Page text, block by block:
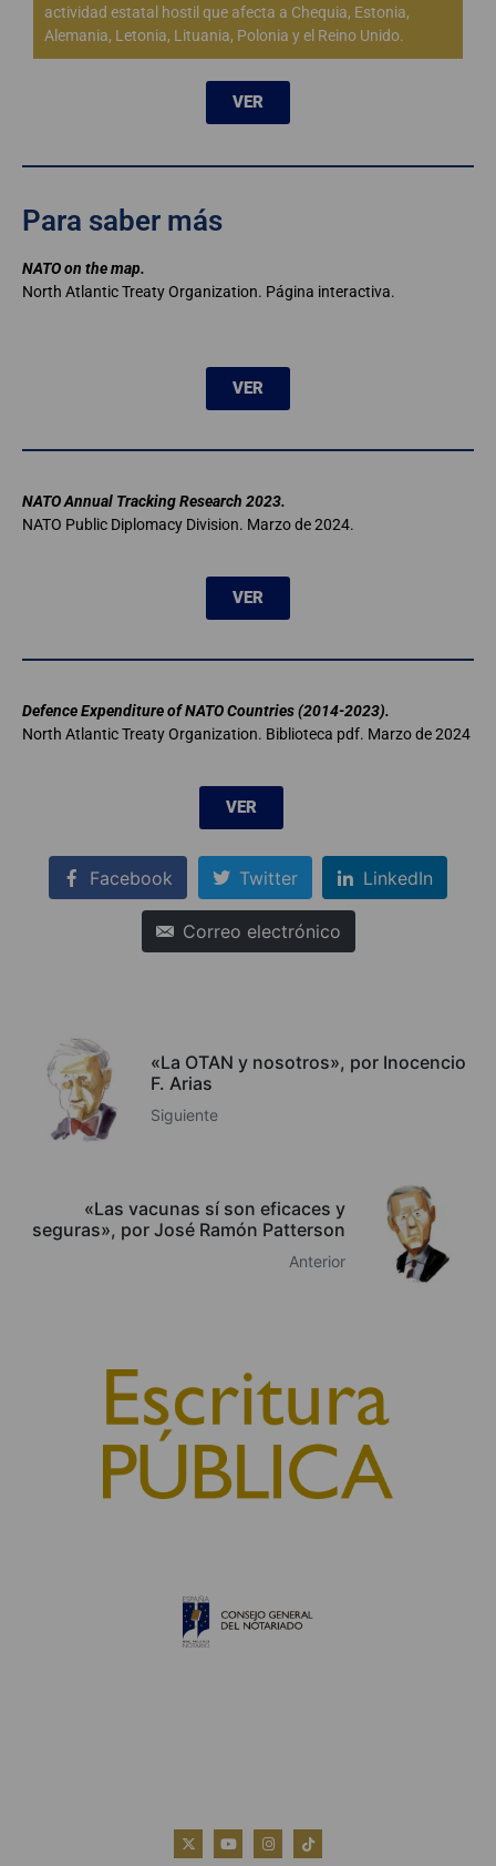
actividad estatal hostil que afecta a Chequia, Estonia,
Alemania, Letonia, Lituania, Polonia y el Reino Unido.
VER
Para saber más
NATO on the map.
North Atlantic Treaty Organization. Página interactiva.
VER
NATO Annual Tracking Research 2023.
NATO Public Diplomacy Division. Marzo de 2024.
VER
Defence Expenditure of NATO Countries (2014-2023).
North Atlantic Treaty Organization. Biblioteca pdf. Marzo de 2024
VER
Facebook Twitter LinkedIn
Correo electrónico
«La OTAN y nosotros», por Inocencio
F. Arias
Siguiente
«Las vacunas sí son eficaces y
seguras», por José Ramón Patterson
Anterior